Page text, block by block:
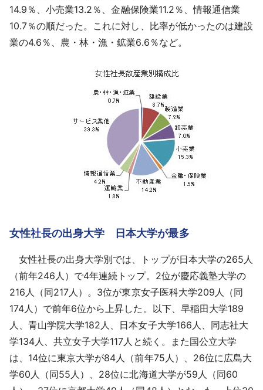
14.9％、小売業13.2％、金融保険業11.2％、情報通信業
10.7％の順だった。これに対し、比率が低かったのは建設
業の4.6％、農・林・漁・鉱業6.6％など。
女性社長の出身大学 日本大学が最多
女性社長の出身大学別では、トップが日本大学の265人
（前年246人）で4年連続トップ。2位が慶応義塾大学の
216人（同217人）。3位が東京女子医科大学209人（同
174人）で前年6位から上昇した。以下、早稲田大学189
人、青山学院大学182人、日本女子大学166人、同志社大
学134人、共立女子大学117人と続く。また国公立大学
は、14位に東京大学が84人（前年75人）、26位に広島大
学60人（同55人）、28位に北海道大学が59人（同60